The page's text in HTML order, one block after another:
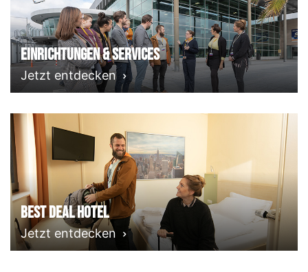
Einrichtungen & Services
Jetzt entdecken
Best deal Hotel
Jetzt entdecken